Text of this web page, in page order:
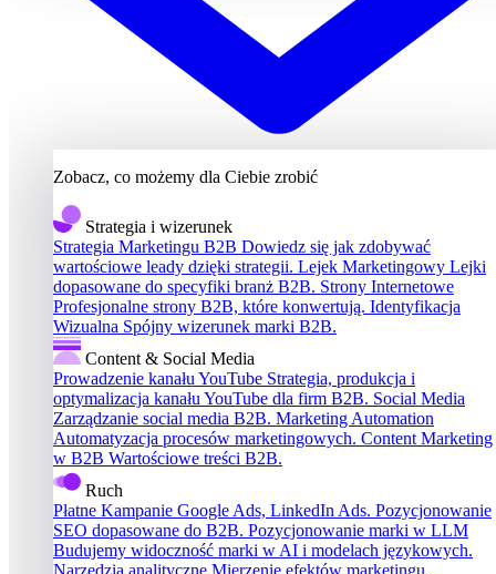
Zobacz, co możemy dla Ciebie zrobić
Strategia i wizerunek
Strategia Marketingu B2B Dowiedz się jak zdobywać
wartościowe leady dzięki strategii. Lejek Marketingowy Lejki
dopasowane do specyfiki branż B2B. Strony Internetowe
Profesjonalne strony B2B, które konwertują. Identyfikacja
Wizualna Spójny wizerunek marki B2B.
Content & Social Media
Prowadzenie kanału YouTube Strategia, produkcja i
optymalizacja kanału YouTube dla firm B2B. Social Media
Zarządzanie social media B2B. Marketing Automation
Automatyzacja procesów marketingowych. Content Marketing
w B2B Wartościowe treści B2B.
Ruch
Płatne Kampanie Google Ads, LinkedIn Ads. Pozycjonowanie
SEO dopasowane do B2B. Pozycjonowanie marki w LLM
Budujemy widoczność marki w AI i modelach językowych.